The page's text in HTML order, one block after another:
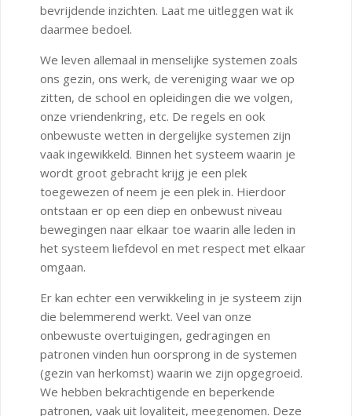
bevrijdende inzichten. Laat me uitleggen wat ik
daarmee bedoel.
We leven allemaal in menselijke systemen zoals
ons gezin, ons werk, de vereniging waar we op
zitten, de school en opleidingen die we volgen,
onze vriendenkring, etc. De regels en ook
onbewuste wetten in dergelijke systemen zijn
vaak ingewikkeld. Binnen het systeem waarin je
wordt groot gebracht krijg je een plek
toegewezen of neem je een plek in. Hierdoor
ontstaan er op een diep en onbewust niveau
bewegingen naar elkaar toe waarin alle leden in
het systeem liefdevol en met respect met elkaar
omgaan.
Er kan echter een verwikkeling in je systeem zijn
die belemmerend werkt. Veel van onze
onbewuste overtuigingen, gedragingen en
patronen vinden hun oorsprong in de systemen
(gezin van herkomst) waarin we zijn opgegroeid.
We hebben bekrachtigende en beperkende
patronen, vaak uit loyaliteit, meegenomen. Deze